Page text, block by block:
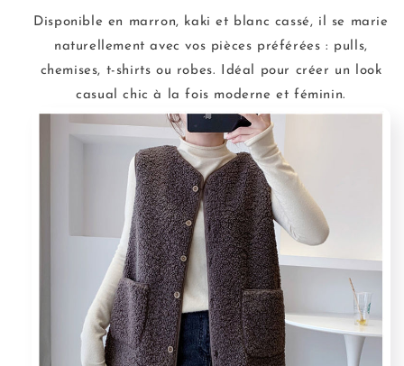
Disponible en marron, kaki et blanc cassé, il se marie
naturellement avec vos pièces préférées : pulls,
chemises, t-shirts ou robes. Idéal pour créer un look
casual chic à la fois moderne et féminin.